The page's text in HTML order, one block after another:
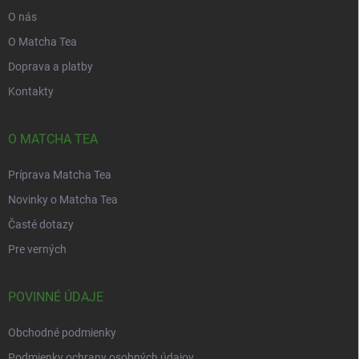
O nás
O Matcha Tea
Doprava a platby
Kontakty
O MATCHA TEA
Príprava Matcha Tea
Novinky o Matcha Tea
Časté dotazy
Pre verných
POVINNÉ ÚDAJE
Obchodné podmienky